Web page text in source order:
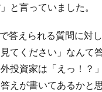
」と言っていました。
答えられる質問に対
てください」なんて
投資家は「えっ！？
えが書いてあるかと